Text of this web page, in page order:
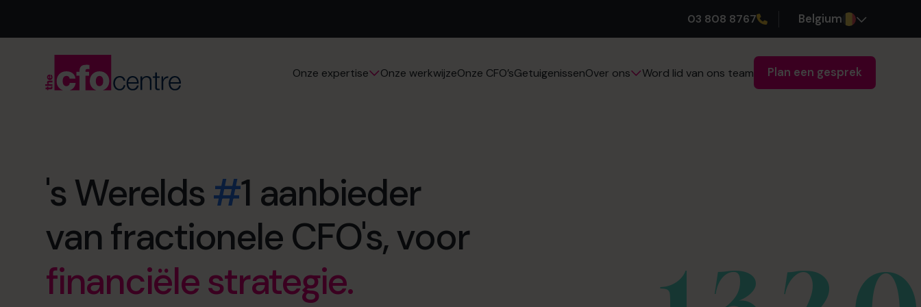
03 808 8767 Belgium
Onze expertise Onze werkwijzeOnze CFO’sGetuigenissenOver ons Word lid van ons team Plan een gesprek
's Werelds#1 aanbieder
van fractionele CFO's, voor
maximale exitwaarde.
financiële strategie.
cashflow management
vroeger met pensioen.
geen rusteloze nachten